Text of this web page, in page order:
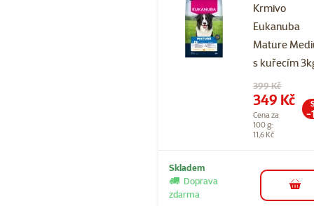
Krmivo
Eukanuba
Mature
s kuřecím
Původní cena
399 Kč
Cena
349 Kč
Cena za
100 g:
11,6 Kč
-
Skladem
Doprava
zdarma
do